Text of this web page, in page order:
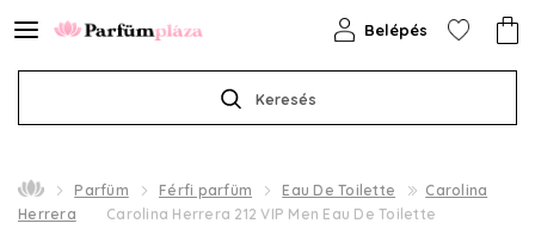
Keresés
Belépés
Parfüm Férfi parfüm Eau De Toilette
Carolina
Herrera
Carolina Herrera 212 VIP Men Eau De Toilette